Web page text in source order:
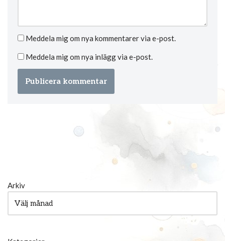
Meddela mig om nya kommentarer via e-post.
Meddela mig om nya inlägg via e-post.
Arkiv